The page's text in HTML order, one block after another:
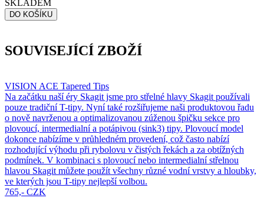
SKLADEM
DO KOŠÍKU
SOUVISEJÍCÍ ZBOŽÍ
VISION ACE Tapered Tips
Na začátku naší éry Skagit jsme pro střelné hlavy Skagit používali
pouze tradiční T-tipy. Nyní také rozšiřujeme naši produktovou řadu
o nově navrženou a optimalizovanou zúženou špičku sekce pro
plovoucí, intermedialní a potápivou (sink3) tipy. Plovoucí model
dokonce nabízíme v průhledném provedení, což často nabízí
rozhodující výhodu při rybolovu v čistých řekách a za obtížných
podmínek. V kombinaci s plovoucí nebo intermedialní střelnou
hlavou Skagit můžete použít všechny různé vodní vrstvy a hloubky,
ve kterých jsou T-tipy nejlepší volbou.
765,- CZK